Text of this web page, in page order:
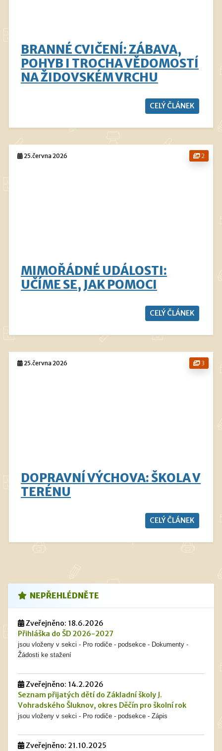
BRANNÉ CVIČENÍ: ZÁBAVA,
POHYB I TROCHA VĚDOMOSTÍ
NA ŽIDOVSKÉM VRCHU
CELÝ ČLÁNEK
2
25.června 2026
MIMOŘÁDNÉ UDÁLOSTI:
UČÍME SE, JAK POMOCI
CELÝ ČLÁNEK
3
25.června 2026
DOPRAVNÍ VÝCHOVA: ŠKOLA V
TERÉNU
CELÝ ČLÁNEK
NEPŘEHLÉDNĚTE
Zveřejněno: 18.6.2026
Přihláška do ŠD 2026-2027
jsou vloženy v sekci - Pro rodiče - podsekce - Dokumenty -
Žádosti ke stažení
Zveřejněno: 14.2.2026
Seznam přijatých dětí do Základní školy J.
Vohradského Šluknov, okres Děčín pro školní rok
jsou vloženy v sekci - Pro rodiče - podsekce - Zápis
Zveřejněno: 21.10.2025